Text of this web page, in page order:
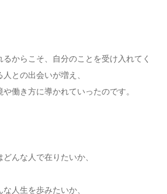
からこそ、自分のことを受け入れてく
人との出会いが増え、
働き方に導かれていったのです。
どんな人で在りたいか、
な人生を歩みたいか、